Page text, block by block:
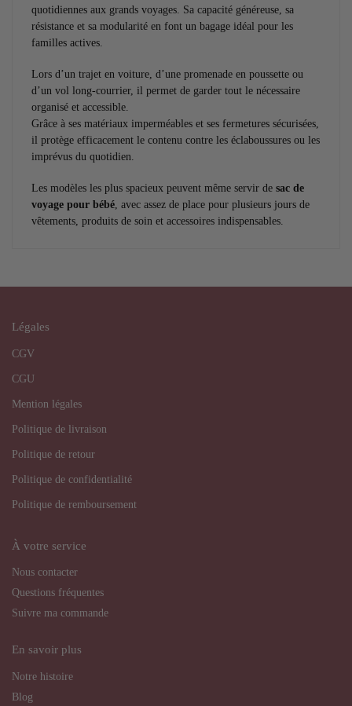
quotidiennes aux grands voyages. Sa capacité généreuse, sa
résistance et sa modularité en font un bagage idéal pour les
familles actives.
Lors d’un trajet en voiture, d’une promenade en poussette ou
d’un vol long-courrier, il permet de garder tout le nécessaire
organisé et accessible.
Grâce à ses matériaux imperméables et ses fermetures sécurisées,
il protège efficacement le contenu contre les éclaboussures ou les
imprévus du quotidien.
Les modèles les plus spacieux peuvent même servir de sac de
voyage pour bébé, avec assez de place pour plusieurs jours de
vêtements, produits de soin et accessoires indispensables.
Légales
CGV
CGU
Mention légales
Politique de livraison
Politique de retour
Politique de confidentialité
Politique de remboursement
À votre service
Nous contacter
Questions fréquentes
Suivre ma commande
En savoir plus
Notre histoire
Blog